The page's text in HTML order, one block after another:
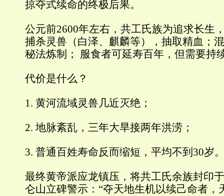
掠夺式续命的终极后果。
公元前2600年左右，共工氏族为追求长生
捕杀灵兽（白泽、麒麟等），抽取精血；
秘法炼制； 服食者可延寿百年，但需要持
代价是什么？
1. 黄河流域灵兽几近灭绝；
2. 地脉紊乱，三年大旱接两年洪涝；
3. 普通百姓寿命反而缩短，平均不到30岁
最终黄帝派应龙镇压，将共工氏余族封印
仑山立碑警示：“夺天地生机以续己命者，